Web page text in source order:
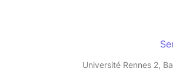
Université Rennes 2,